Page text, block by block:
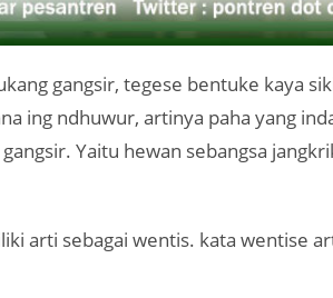
gangsir, tegese bentuke kaya
ing ndhuwur, artinya paha yang
Yaitu hewan sebangsa
arti sebagai wentis. kata wentise